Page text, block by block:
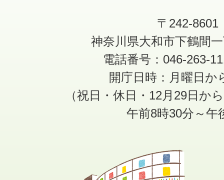
〒242-8601
神奈川県大和市下鶴間
電話番号：046-263-
開庁日時：月曜日か
（祝日・休日・12月29日か
午前8時30分～午